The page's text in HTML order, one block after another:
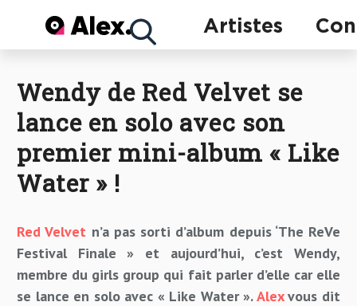
Artistes
Concerts
Artistes
Wendy de Red Velvet se
lance en solo avec son
premier mini-album « Like
Water » !
Red Velvet n’a pas sorti d’album depuis ‘The ReVe
Festival Finale » et aujourd’hui, c’est Wendy,
membre du girls group qui fait parler d’elle car elle
se lance en solo avec « Like Water ».Alexvous dit